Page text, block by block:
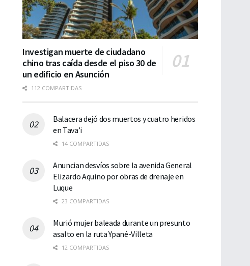
Investigan muerte de ciudadano
chino tras caída desde el piso 30 de
un edificio en Asunción
112 COMPARTIDAS
Balacera dejó dos muertos y cuatro heridos
en Tava’i
14 COMPARTIDAS
Anuncian desvíos sobre la avenida General
Elizardo Aquino por obras de drenaje en
Luque
23 COMPARTIDAS
Murió mujer baleada durante un presunto
asalto en la ruta Ypané-Villeta
12 COMPARTIDAS